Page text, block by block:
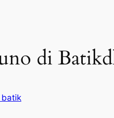
di
batik